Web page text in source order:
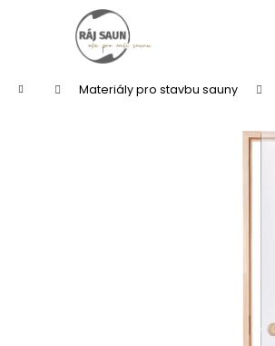
Domů Materiály pro stavbu sauny
Zpět
obchodu
Zpět
obchodu